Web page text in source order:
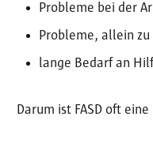
Probleme bei der
Probleme, allein zu
lange Bedarf an
Darum ist FASD oft